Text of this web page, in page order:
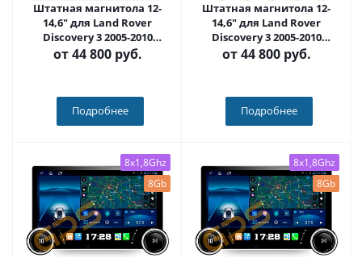
Штатная магнитола 12-
14,6" для Land Rover
Discovery 3 2005-2010
(серебристая рамка)
(стиль LUX ONE) - Carmedia
от44 800 руб.
Подробнее
Штатная магнитола 12-
14,6" для Land Rover
Discovery 3 2005-2010
(темная рамка) (стиль LUX
ONE) - Carmedia SF-9703-1
от44 800 руб.
Подробнее
8x1,8Ghz
8Gb
8x1,8Ghz
8Gb